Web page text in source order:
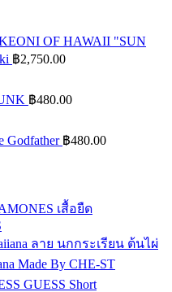
OF HAWAII "SUN
฿2,750.00
฿480.00
Godfather ฿480.00
เสื้อยืด
Made By CHE-ST
GUESS Short